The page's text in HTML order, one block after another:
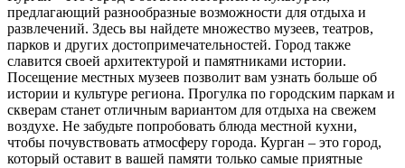
предлагающий разнообразные возможности для отдыха и
развлечений. Здесь вы найдете множество музеев, театров,
парков и других достопримечательностей. Город также
славится своей архитектурой и памятниками истории.
Посещение местных музеев позволит вам узнать больше об
истории и культуре региона. Прогулка по городским паркам и
скверам станет отличным вариантом для отдыха на свежем
воздухе. Не забудьте попробовать блюда местной кухни,
чтобы почувствовать атмосферу города. Курган – это город,
который оставит в вашей памяти только самые приятные